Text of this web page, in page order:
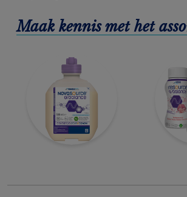
Maak kennis met het